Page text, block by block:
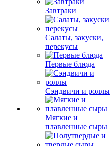
Завтраки
Салаты, закуски,
перекусы
Первые блюда
Сэндвичи и роллы
Мягкие и
плавленные сыры